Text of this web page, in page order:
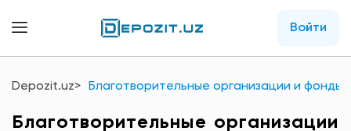
Войти
Depozit.uz Благотворительные организации и фонды
Благотворительные организации